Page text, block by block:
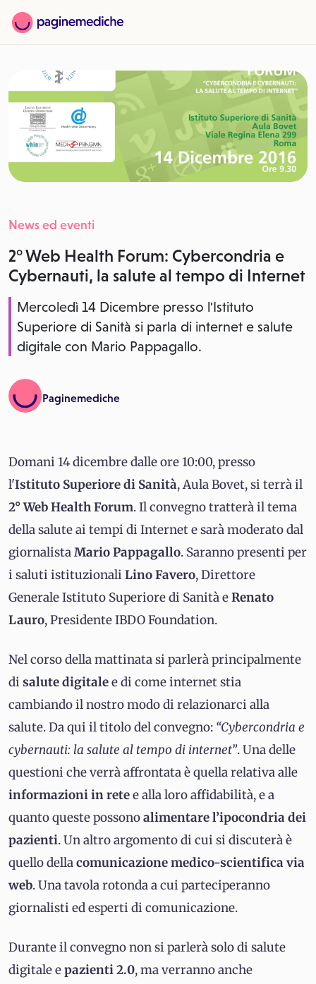
News ed eventi
2° Web Health Forum: Cybercondria e
Cybernauti, la salute al tempo di Internet
Mercoledì 14 Dicembre presso l'Istituto
Superiore di Sanità si parla di internet e salute
digitale con Mario Pappagallo.
Paginemediche
Domani 14 dicembre dalle ore 10:00, presso
l'Istituto Superiore di Sanità, Aula Bovet, si terrà il
2° Web Health Forum. Il convegno tratterà il tema
della salute ai tempi di Internet e sarà moderato dal
giornalistaMario Pappagallo. Saranno presenti per
i saluti istituzionali Lino Favero, Direttore
Generale Istituto Superiore di Sanità eRenato
Lauro, Presidente IBDO Foundation.
Nel corso della mattinata si parlerà principalmente
di salute digitalee di come internet stia
cambiando il nostro modo di relazionarci alla
salute. Da qui il titolo del convegno: “Cybercondria e
cybernauti: la salute al tempo di internet”. Una delle
questioni che verrà affrontata è quella relativa alle
informazioni in retee alla loro affidabilità, e a
quanto queste possonoalimentare l’ipocondria dei
pazienti. Un altro argomento di cui si discuterà è
quello dellacomunicazione medico-scientifica via
web. Una tavola rotonda a cui parteciperanno
giornalisti ed esperti di comunicazione.
Durante il convegno non si parlerà solo di salute
digitale epazienti 2.0, ma verranno anche